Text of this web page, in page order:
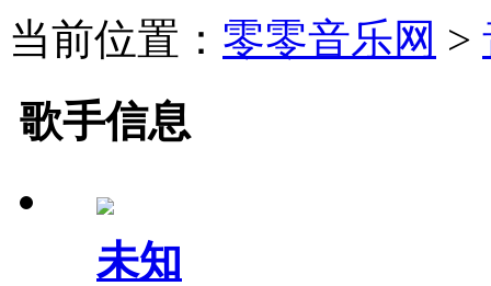
当前位置： 零零音乐网 >
歌手信息
未知